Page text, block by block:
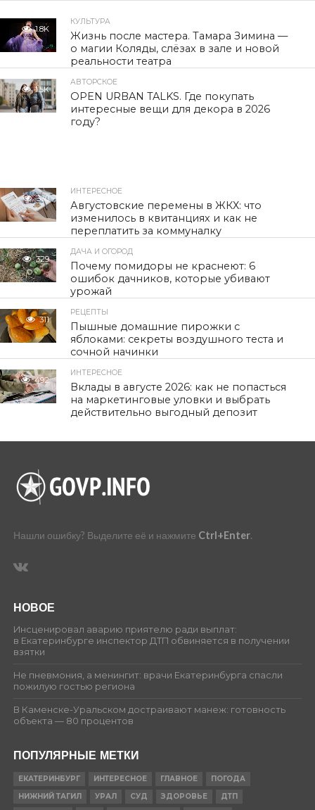
1.8K
КУЛЬТУРА
Жизнь после мастера. Тамара Зимина —
о магии Коляды, слёзах в зале и новой
реальности театра
1.5K
АВТОРСКОЕ
OPEN URBAN TALKS. Где покупать
интересные вещи для декора в 2026
году?
330
ИНТЕРЕСНОЕ
Августовские перемены в ЖКХ: что
изменилось в квитанциях и как не
переплатить за коммуналку
329
ДАЧА И ОГОРОД
Почему помидоры не краснеют: 6
ошибок дачников, которые убивают
урожай
311
РЕЦЕПТЫ
Пышные домашние пирожки с
яблоками: секреты воздушного теста и
сочной начинки
492
ИНТЕРЕСНОЕ
Вклады в августе 2026: как не попасться
на маркетинговые уловки и выбрать
действительно выгодный депозит
Нашли ошибку? Выделите её и нажмите Ctrl+Enter.
НОВОЕ
Инсценировал аварию приятелю ради выплат:
в Екатеринбурге инспектор ДТП обвиняется в получении
взятки
Не пневмония, а менингит: врачи Екатеринбурга спасли
пожилую гостью региона
В Каменске-Уральском достраивают манеж: готовность
объекта — 80 процентов
ПОПУЛЯРНЫЕ МЕТКИ
ЕКАТЕРИНБУРГ ИНТЕРЕСНОЕ ГЛАВНОЕ
ПОГОДА
НИЖНИЙ ТАГИЛ
УРАЛ СУД ЗДОРОВЬЕ
ДТП